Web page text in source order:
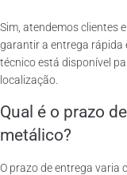
Sim, atendemos clientes
garantir a entrega rápida
técnico está disponível
localização.
Qual é o prazo
metálico?
O prazo de entrega varia